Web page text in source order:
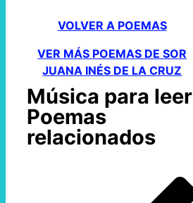
VOLVER A POEMAS
VER MÁS POEMAS DE SOR
JUANA INÉS DE LA CRUZ
Música para leer
Poemas
relacionados